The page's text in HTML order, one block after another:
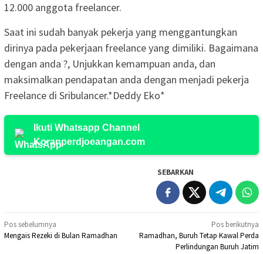
12.000 anggota freelancer.
Saat ini sudah banyak pekerja yang menggantungkan
dirinya pada pekerjaan freelance yang dimiliki. Bagaimana
dengan anda ?, Unjukkan kemampuan anda, dan
maksimalkan pendapatan anda dengan menjadi pekerja
Freelance di Sribulancer.*Deddy Eko*
Ikuti Whatsapp Channel
Koranperdjoeangan.com
SEBARKAN
Navigasi
pos
Pos sebelumnya
Mengais Rezeki di Bulan Ramadhan
Pos berikutnya
Ramadhan, Buruh Tetap Kawal Perda
Perlindungan Buruh Jatim